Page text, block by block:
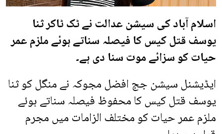
اسلام آباد کی سیشن عدالت نے ٹک ٹاکر ثنا
یوسف قتل کیس کا فیصلہ سناتے ہوئے ملزم عمر
حیات کو سزائے موت سنا دی ہے۔
ایڈیشنل سیشن جج افضل مجوکہ نے منگل کو ثنا
یوسف قتل کیس کا محفوظ فیصلہ سناتے ہوئے
ملزم عمر حیات کو مختلف الزامات میں مجرم